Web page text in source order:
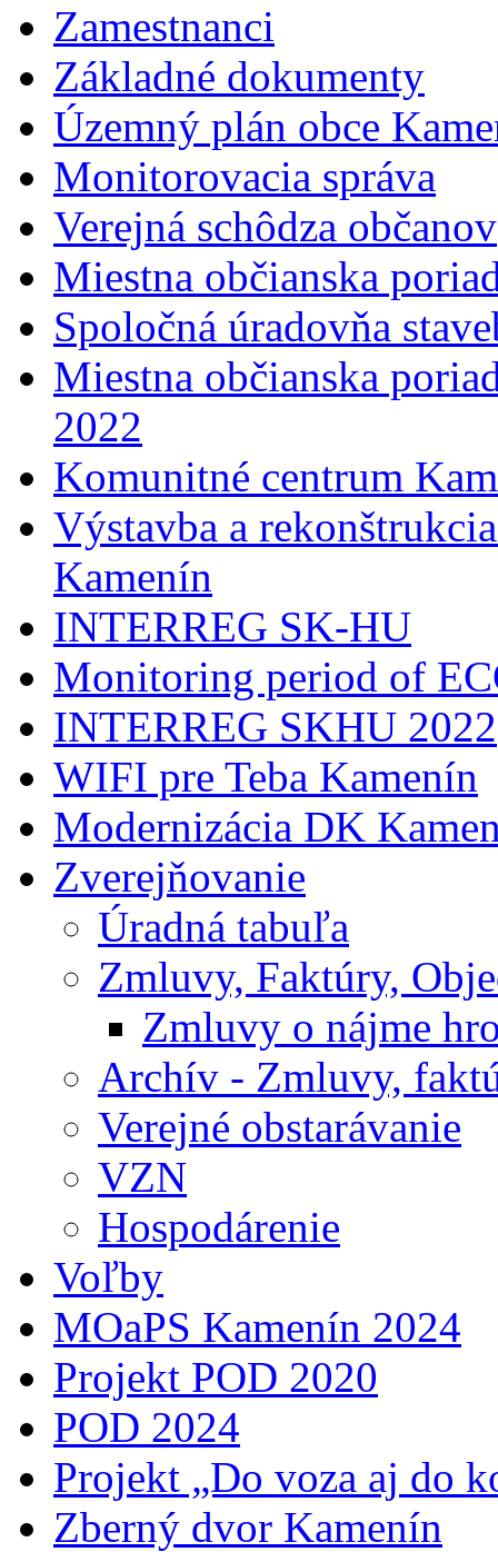
Zamestnanci
Základné dokumenty
Územný plán obce
Monitorovacia správa
Verejná schôdza občanov
Miestna občianska
Spoločná úradovňa
Miestna občianska
2022
Komunitné centrum
Výstavba a
Kamenín
INTERREG SK-HU
Monitoring period of
INTERREG SKHU 2022
WIFI pre Teba Kamenín
Modernizácia DK
Zverejňovanie
Úradná tabuľa
Zmluvy, Faktúry,
Zmluvy o nájme
Archív - Zmluvy,
Verejné obstarávanie
VZN
Hospodárenie
Voľby
MOaPS Kamenín 2024
Projekt POD 2020
POD 2024
Projekt „Do voza aj do
Zberný dvor Kamenín